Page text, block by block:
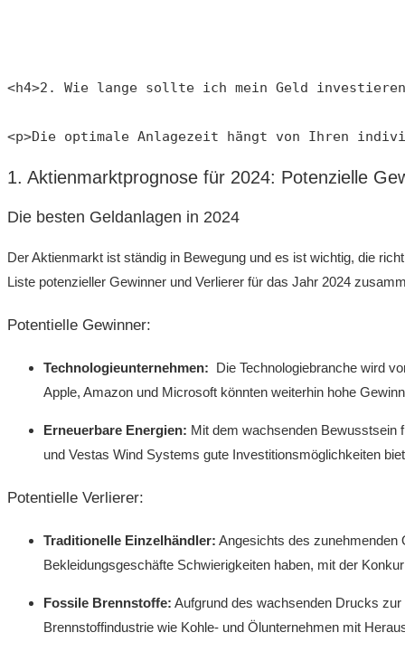
<h4>2. Wie lange sollte ich mein Geld
<p>Die optimale Anlagezeit hängt von Ihren
1. Aktienmarktprognose für 2024: Potenzielle
Die‌ besten Geldanlagen in 2024
Der Aktienmarkt ist ständig in‌ Bewegung und es ist wichtig, die
Liste potenzieller Gewinner und Verlierer für ‍das Jahr 2024
Potentielle Gewinner:
Technologieunternehmen:
Die Technologiebranche wird
Apple, Amazon und Microsoft‍ könnten weiterhin hohe
Erneuerbare Energien: Mit dem wachsenden‌ Bewusstsein⁢
und Vestas Wind Systems gute Investitionsmöglichkeiten
Potentielle Verlierer:
Traditionelle Einzelhändler: Angesichts des zunehmenden
Bekleidungsgeschäfte Schwierigkeiten haben, mit der
Fossile Brennstoffe: Aufgrund des wachsenden ‌Drucks
Brennstoffindustrie wie Kohle- und ⁢Ölunternehmen mit